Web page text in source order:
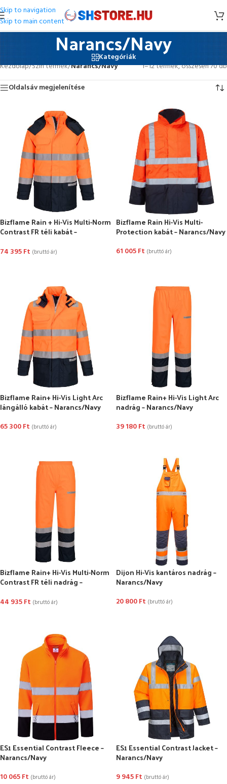
Skip to navigation
Skip to main content
Narancs/Navy
Kategóriák
Kezdőlap/Szín termék/Narancs/Navy
1–12 termék, összesen 70 db
Oldalsáv megjelenítése
Bizflame Rain + Hi-Vis Multi-Norm
Contrast FR téli kabát –
74 395Ft (bruttó ár)
Bizflame Rain Hi-Vis Multi-
Protection kabát – Narancs/Navy
61 005Ft (bruttó ár)
Bizflame Rain+ Hi-Vis Light Arc
lángálló kabát – Narancs/Navy
65 300Ft (bruttó ár)
Bizflame Rain+ Hi-Vis Light Arc
nadrág – Narancs/Navy
39 180Ft (bruttó ár)
Bizflame Rain+ Hi-Vis Multi-Norm
Contrast FR téli nadrág –
44 935Ft (bruttó ár)
Dijon Hi-Vis kantáros nadrág –
Narancs/Navy
20 800Ft (bruttó ár)
ES1 Essential Contrast Fleece –
Narancs/Navy
10 065Ft (bruttó ár)
ES1 Essential Contrast Jacket –
Narancs/Navy
9 945Ft (bruttó ár)